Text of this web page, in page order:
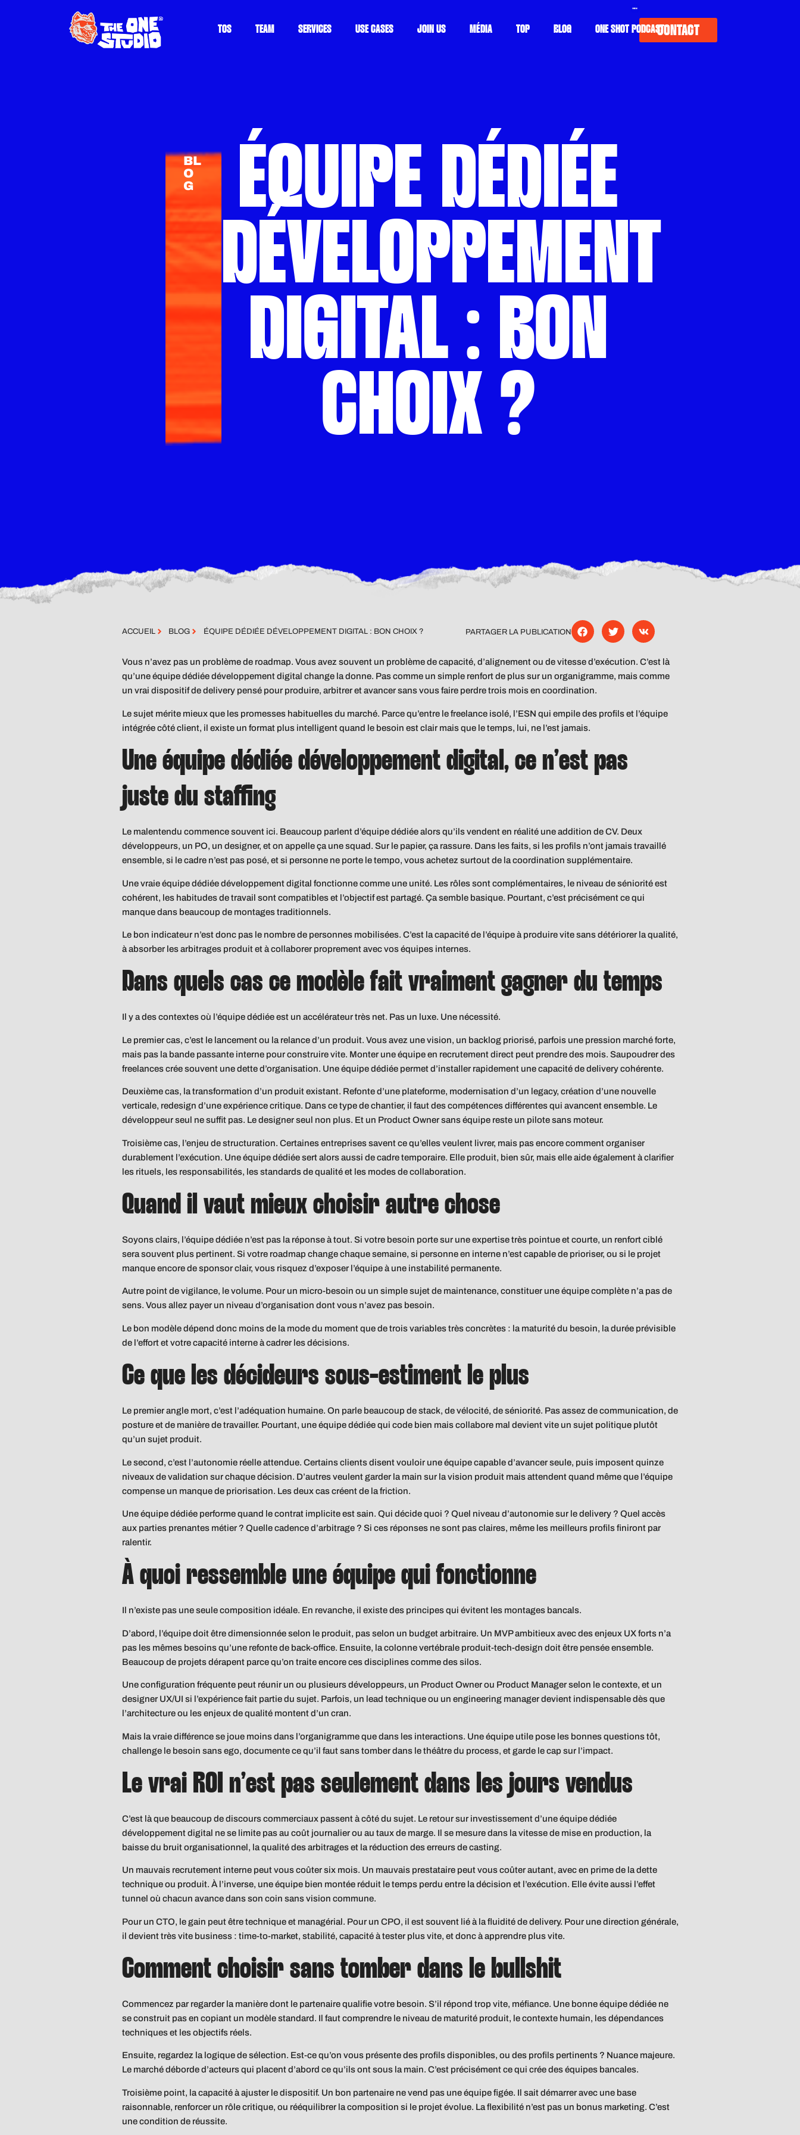
TOS TEAM SERVICES USE CASES JOIN US MÉDIA TOP BLOG ONE SHOT PODCASTCONTACT
BL
O
G
ÉQUIPE DÉDIÉE
DÉVELOPPEMENT
DIGITAL : BON
CHOIX ?
ACCUEIL BLOG ÉQUIPE DÉDIÉE DÉVELOPPEMENT DIGITAL : BON CHOIX ? PARTAGER LA PUBLICATION
Vous n’avez pas un problème de roadmap. Vous avez souvent un problème de capacité, d’alignement ou de vitesse d’exécution. C’est là
qu’une équipe dédiée développement digital change la donne. Pas comme un simple renfort de plus sur un organigramme, mais comme
un vrai dispositif de delivery pensé pour produire, arbitrer et avancer sans vous faire perdre trois mois en coordination.
Le sujet mérite mieux que les promesses habituelles du marché. Parce qu’entre le freelance isolé, l’ESN qui empile des profils et l’équipe
intégrée côté client, il existe un format plus intelligent quand le besoin est clair mais que le temps, lui, ne l’est jamais.
Une équipe dédiée développement digital, ce n’est pas
juste du staffing
Le malentendu commence souvent ici. Beaucoup parlent d’équipe dédiée alors qu’ils vendent en réalité une addition de CV. Deux
développeurs, un PO, un designer, et on appelle ça une squad. Sur le papier, ça rassure. Dans les faits, si les profils n’ont jamais travaillé
ensemble, si le cadre n’est pas posé, et si personne ne porte le tempo, vous achetez surtout de la coordination supplémentaire.
Une vraie équipe dédiée développement digital fonctionne comme une unité. Les rôles sont complémentaires, le niveau de séniorité est
cohérent, les habitudes de travail sont compatibles et l’objectif est partagé. Ça semble basique. Pourtant, c’est précisément ce qui
manque dans beaucoup de montages traditionnels.
Le bon indicateur n’est donc pas le nombre de personnes mobilisées. C’est la capacité de l’équipe à produire vite sans détériorer la qualité,
à absorber les arbitrages produit et à collaborer proprement avec vos équipes internes.
Dans quels cas ce modèle fait vraiment gagner du temps
Il y a des contextes où l’équipe dédiée est un accélérateur très net. Pas un luxe. Une nécessité.
Le premier cas, c’est le lancement ou la relance d’un produit. Vous avez une vision, un backlog priorisé, parfois une pression marché forte,
mais pas la bande passante interne pour construire vite. Monter une équipe en recrutement direct peut prendre des mois. Saupoudrer des
freelances crée souvent une dette d’organisation. Une équipe dédiée permet d’installer rapidement une capacité de delivery cohérente.
Deuxième cas, la transformation d’un produit existant. Refonte d’une plateforme, modernisation d’un legacy, création d’une nouvelle
verticale, redesign d’une expérience critique. Dans ce type de chantier, il faut des compétences différentes qui avancent ensemble. Le
développeur seul ne suffit pas. Le designer seul non plus. Et un Product Owner sans équipe reste un pilote sans moteur.
Troisième cas, l’enjeu de structuration. Certaines entreprises savent ce qu’elles veulent livrer, mais pas encore comment organiser
durablement l’exécution. Une équipe dédiée sert alors aussi de cadre temporaire. Elle produit, bien sûr, mais elle aide également à clarifier
les rituels, les responsabilités, les standards de qualité et les modes de collaboration.
Quand il vaut mieux choisir autre chose
Soyons clairs, l’équipe dédiée n’est pas la réponse à tout. Si votre besoin porte sur une expertise très pointue et courte, un renfort ciblé
sera souvent plus pertinent. Si votre roadmap change chaque semaine, si personne en interne n’est capable de prioriser, ou si le projet
manque encore de sponsor clair, vous risquez d’exposer l’équipe à une instabilité permanente.
Autre point de vigilance, le volume. Pour un micro-besoin ou un simple sujet de maintenance, constituer une équipe complète n’a pas de
sens. Vous allez payer un niveau d’organisation dont vous n’avez pas besoin.
Le bon modèle dépend donc moins de la mode du moment que de trois variables très concrètes : la maturité du besoin, la durée prévisible
de l’effort et votre capacité interne à cadrer les décisions.
Ce que les décideurs sous-estiment le plus
Le premier angle mort, c’est l’adéquation humaine. On parle beaucoup de stack, de vélocité, de séniorité. Pas assez de communication, de
posture et de manière de travailler. Pourtant, une équipe dédiée qui code bien mais collabore mal devient vite un sujet politique plutôt
qu’un sujet produit.
Le second, c’est l’autonomie réelle attendue. Certains clients disent vouloir une équipe capable d’avancer seule, puis imposent quinze
niveaux de validation sur chaque décision. D’autres veulent garder la main sur la vision produit mais attendent quand même que l’équipe
compense un manque de priorisation. Les deux cas créent de la friction.
Une équipe dédiée performe quand le contrat implicite est sain. Qui décide quoi ? Quel niveau d’autonomie sur le delivery ? Quel accès
aux parties prenantes métier ? Quelle cadence d’arbitrage ? Si ces réponses ne sont pas claires, même les meilleurs profils finiront par
ralentir.
À quoi ressemble une équipe qui fonctionne
Il n’existe pas une seule composition idéale. En revanche, il existe des principes qui évitent les montages bancals.
D’abord, l’équipe doit être dimensionnée selon le produit, pas selon un budget arbitraire. Un MVP ambitieux avec des enjeux UX forts n’a
pas les mêmes besoins qu’une refonte de back-office. Ensuite, la colonne vertébrale produit-tech-design doit être pensée ensemble.
Beaucoup de projets dérapent parce qu’on traite encore ces disciplines comme des silos.
Une configuration fréquente peut réunir un ou plusieurs développeurs, un Product Owner ou Product Manager selon le contexte, et un
designer UX/UI si l’expérience fait partie du sujet. Parfois, un lead technique ou un engineering manager devient indispensable dès que
l’architecture ou les enjeux de qualité montent d’un cran.
Mais la vraie différence se joue moins dans l’organigramme que dans les interactions. Une équipe utile pose les bonnes questions tôt,
challenge le besoin sans ego, documente ce qu’il faut sans tomber dans le théâtre du process, et garde le cap sur l’impact.
Le vrai ROI n’est pas seulement dans les jours vendus
C’est là que beaucoup de discours commerciaux passent à côté du sujet. Le retour sur investissement d’une équipe dédiée
développement digital ne se limite pas au coût journalier ou au taux de marge. Il se mesure dans la vitesse de mise en production, la
baisse du bruit organisationnel, la qualité des arbitrages et la réduction des erreurs de casting.
Un mauvais recrutement interne peut vous coûter six mois. Un mauvais prestataire peut vous coûter autant, avec en prime de la dette
technique ou produit. À l’inverse, une équipe bien montée réduit le temps perdu entre la décision et l’exécution. Elle évite aussi l’effet
tunnel où chacun avance dans son coin sans vision commune.
Pour un CTO, le gain peut être technique et managérial. Pour un CPO, il est souvent lié à la fluidité de delivery. Pour une direction générale,
il devient très vite business : time-to-market, stabilité, capacité à tester plus vite, et donc à apprendre plus vite.
Comment choisir sans tomber dans le bullshit
Commencez par regarder la manière dont le partenaire qualifie votre besoin. S’il répond trop vite, méfiance. Une bonne équipe dédiée ne
se construit pas en copiant un modèle standard. Il faut comprendre le niveau de maturité produit, le contexte humain, les dépendances
techniques et les objectifs réels.
Ensuite, regardez la logique de sélection. Est-ce qu’on vous présente des profils disponibles, ou des profils pertinents ? Nuance majeure.
Le marché déborde d’acteurs qui placent d’abord ce qu’ils ont sous la main. C’est précisément ce qui crée des équipes bancales.
Troisième point, la capacité à ajuster le dispositif. Un bon partenaire ne vend pas une équipe figée. Il sait démarrer avec une base
raisonnable, renforcer un rôle critique, ou rééquilibrer la composition si le projet évolue. La flexibilité n’est pas un bonus marketing. C’est
une condition de réussite.